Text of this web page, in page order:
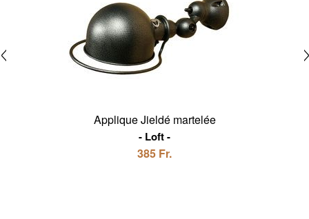
Applique Jieldé martelée
Loft
385 Fr.